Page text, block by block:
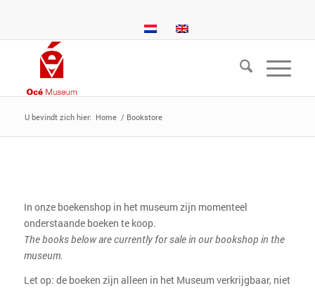
U bevindt zich hier: Home / Bookstore
In onze boekenshop in het museum zijn momenteel
onderstaande boeken te koop.
The books below are currently for sale in our bookshop in the
museum.
Let op: de boeken zijn alleen in het Museum verkrijgbaar, niet